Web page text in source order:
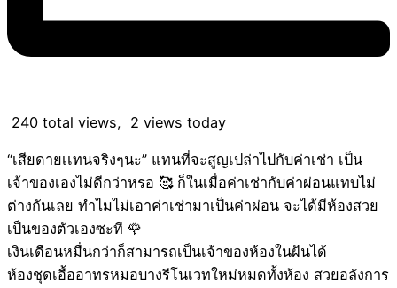
240 total views, 2 views today
“เสียดายเเทนจริงๆนะ” แทนที่จะสูญเปล่าไปกับค่าเช่า เป็น
เจ้าของเองไม่ดีกว่าหรอ 🥰 ก็ในเมื่อค่าเช่ากับค่าผ่อนแทบไม่
ต่างกันเลย ทำไมไม่เอาค่าเช่ามาเป็นค่าผ่อน จะได้มีห้องสวย
เป็นของตัวเองซะที 🌹
เงินเดือนหมื่นกว่าก็สามารถเป็นเจ้าของห้องในฝันได้
ห้องชุดเอื้ออาทรหมอบางรีโนเวทใหม่หมดทั้งห้อง สวยอลังการ